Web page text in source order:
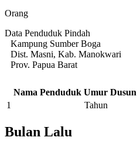
Orang
Data Penduduk Pindah
Kampung Sumber Boga
Dist. Masni, Kab. Manokwari
Prov. Papua Barat
Nama Penduduk Umur Dusun
1
Tahun
Bulan Lalu